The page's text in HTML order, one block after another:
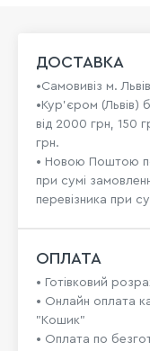
ДОСТАВКА
•Самовивіз м.
•Кур'єром (Львів)
від 2000 грн, 150
грн.
• Новою Поштою
при сумі
перевізника при
ОПЛАТА
• Готівковий
• Онлайн оплата
"Кошик"
• Оплата по